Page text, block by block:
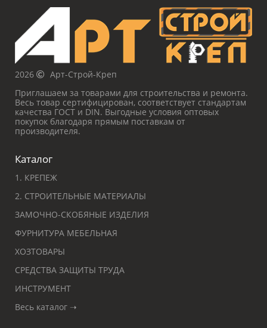
2026
Арт-Строй-Креп
Приглашаем за товарами для строительства и ремонта.
Весь товар сертифицирован, соответствует стандартам
качества ГОСТ и DIN. Выгодные условия оптовых
покупок благодаря прямым поставкам от
производителя.
Каталог
1. КРЕПЕЖ
2. СТРОИТЕЛЬНЫЕ МАТЕРИАЛЫ
ЗАМОЧНО-СКОБЯНЫЕ ИЗДЕЛИЯ
ФУРНИТУРА МЕБЕЛЬНАЯ
ХОЗТОВАРЫ
СРЕДСТВА ЗАЩИТЫ ТРУДА
ИНСТРУМЕНТ
Весь каталог ➝